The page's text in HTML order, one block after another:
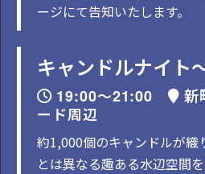
ージにて告知いたします。
キャンドルナイト
19:00～21:00
新
ード周辺
約1,000個のキャンドルが織
とは異なる趣ある水辺空間